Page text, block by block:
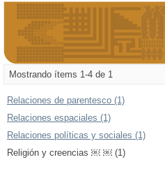
Mostrando ítems 1-4 de 1
Relaciones de parentesco (1)
Relaciones espaciales (1)
Relaciones políticas y sociales (1)
Religión y creencias ￼ ￼ (1)